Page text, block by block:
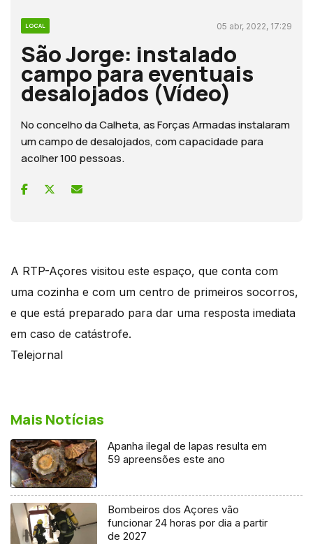
LOCAL 05 abr, 2022, 17:29
São Jorge: instalado
campo para eventuais
desalojados (Vídeo)
No concelho da Calheta, as Forças Armadas instalaram
um campo de desalojados, com capacidade para
acolher 100 pessoas.
A RTP-Açores visitou este espaço, que conta com
uma cozinha e com um centro de primeiros socorros,
e que está preparado para dar uma resposta imediata
em caso de catástrofe.
Telejornal
Mais Notícias
Apanha ilegal de lapas resulta em
59 apreensões este ano
Bombeiros dos Açores vão
funcionar 24 horas por dia a partir
de 2027